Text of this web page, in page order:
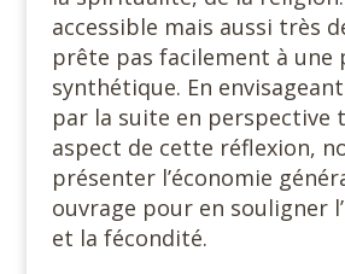
accessible mais aussi très
prête pas facilement à une
synthétique. En
par la suite en perspective
aspect de cette réflexion,
présenter l’économie
ouvrage pour en souligner
et la fécondité.